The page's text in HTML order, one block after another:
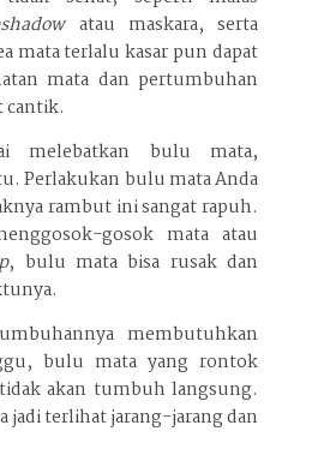
atau maskara, serta
mata terlalu kasar pun dapat
mata dan pertumbuhan
cantik.
melebatkan bulu mata,
Perlakukan bulu mata Anda
rambut ini sangat rapuh.
gosok mata atau
, bulu mata bisa rusak dan
membutuhkan
bulu mata yang rontok
akan tumbuh langsung.
jadi terlihat jarang-jarang dan